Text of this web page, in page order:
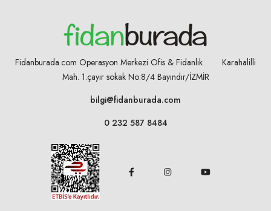
Fidanburada.com Operasyon Merkezi Ofis & Fidanlık Karahalilli
Mah. 1.çayır sokak No:8/4 Bayındır/İZMİR
bilgi@fidanburada.com
0 232 587 8484